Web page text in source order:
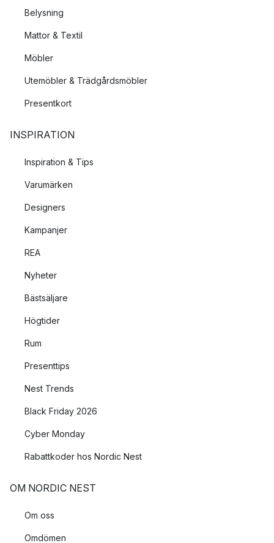
Belysning
Mattor & Textil
Möbler
Utemöbler & Trädgårdsmöbler
Presentkort
INSPIRATION
Inspiration & Tips
Varumärken
Designers
Kampanjer
REA
Nyheter
Bästsäljare
Högtider
Rum
Presenttips
Nest Trends
Black Friday 2026
Cyber Monday
Rabattkoder hos Nordic Nest
OM NORDIC NEST
Om oss
Omdömen